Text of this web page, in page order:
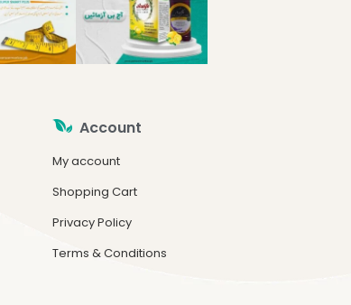
Account
My account
Shopping Cart
Privacy Policy
Terms & Conditions